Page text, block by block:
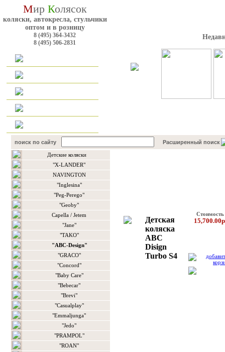
Мир Колясок
коляски, автокресла, стульчики
оптом и в розницу
8 (495) 364-3432
8 (495) 506-2831
поиск по сайту Расширенный поиск
Детские коляски
"X-LANDER"
NAVINGTON
"Inglesina"
"Peg-Perego"
"Geoby"
Сapella / Jetem
"Jane"
"TAKO"
"ABC-Design"
"GRACO"
"Concord"
"Baby Care"
"Bebecar"
"Brevi"
"Casualplay"
"Emmaljunga"
"Jedo"
"PRAMPOL"
"ROAN"
Детская
коляска
ABC
Disign
Turbo S4
Стоимость